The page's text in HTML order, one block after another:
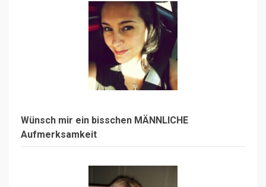
Wünsch mir ein bisschen MÄNNLICHE
Aufmerksamkeit